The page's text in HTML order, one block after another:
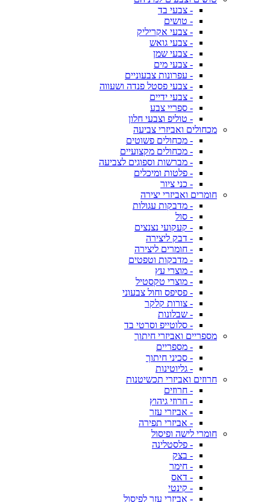
- צבעי בד
- טושים
- צבעי אקריליק
- צבעי גואש
- צבעי שמן
- צבעי מים
- עפרונות צבעוניים
- צבעי פסטל פנדה ושעווה
- צבעי ידיים
- ספריי צבע
- טוליפ וצבעי חלון
מכחולים ואביזרי צביעה
- מכחולים פשוטים
- מכחולים מקצועיים
- מברשות וספוגים לצביעה
- פלטות ומיכלים
- כני ציור
חומרים ואביזרי יצירה
- מדבקות עגולות
- סול
- קעקועי נצנצים
- דבק ליצירה
- חומרים ליצירה
- מדבקות וטפטים
- מוצרי עץ
- מוצרי טקסטיל
- פסיפס וחול צבעוני
- צורות קלקר
- שבלונות
- סלוטייפ וסרטי בד
מספריים ואביזרי חיתוך
- מספריים
- סכיני חיתוך
- גליוטינות
חרוזים ואביזרי תכשיטנות
- חרוזים
- חרוזי גיהוץ
- אביזרי עזר
- אביזרי תפירה
חומרי לישה ופיסול
- פלסטלינה
- בצק
- חימר
- דאס
- קינטי
- אביזרי עזר לפיסול